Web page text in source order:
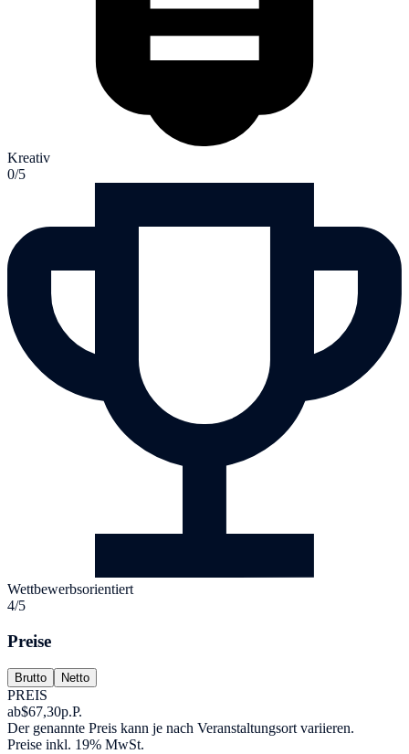
Kreativ
0/5
Wettbewerbsorientiert
4/5
Preise
Brutto Netto
PREIS
ab$67,30p.P.
Der genannte Preis kann je nach Veranstaltungsort variieren.
Preise inkl. 19% MwSt.